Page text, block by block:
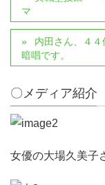
マ
内田さん、４
暗唱です。
〇メディア紹介
女優の大場久美子